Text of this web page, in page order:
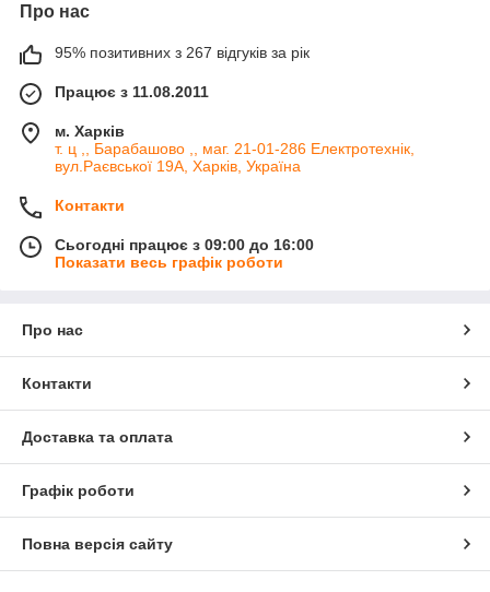
Про нас
95% позитивних з 267 відгуків за рік
Працює з 11.08.2011
м. Харків
т. ц ,, Барабашово ,, маг. 21-01-286 Електротехнік,
вул.Раєвської 19А, Харків, Україна
Контакти
Сьогодні працює з 09:00 до 16:00
Показати весь графік роботи
Про нас
Контакти
Доставка та оплата
Графік роботи
Повна версія сайту